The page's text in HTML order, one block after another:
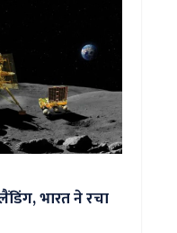
भारत ने रचा